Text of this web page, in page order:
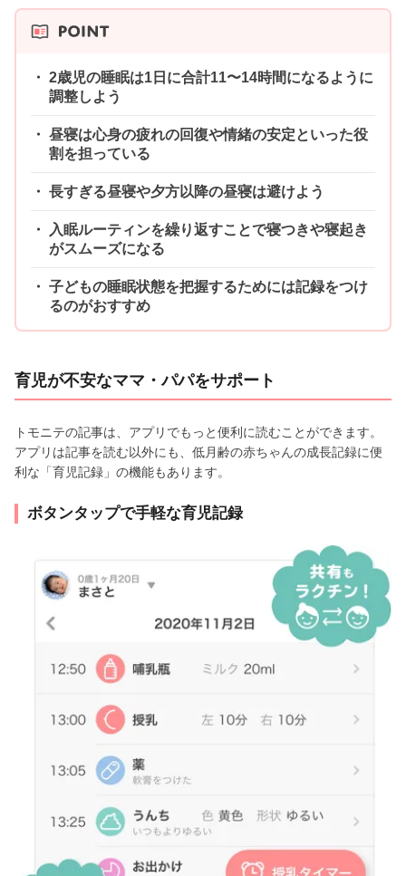
2歳児の睡眠は1日に合計11〜14時間になるように
調整しよう
昼寝は心身の疲れの回復や情緒の安定といった役
割を担っている
長すぎる昼寝や夕方以降の昼寝は避けよう
入眠ルーティンを繰り返すことで寝つきや寝起き
がスムーズになる
子どもの睡眠状態を把握するためには記録をつけ
るのがおすすめ
育児が不安なママ・パパをサポート
トモニテの記事は、アプリでもっと便利に読むことができます。
アプリは記事を読む以外にも、低月齢の赤ちゃんの成長記録に便
利な「育児記録」の機能もあります。
ボタンタップで手軽な育児記録